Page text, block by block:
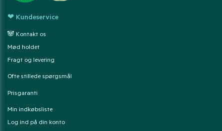
❤ Kundeservice
🐼 Kontakt os
Mød holdet
Fragt og levering
Ofte stillede spørgsmål
Prisgaranti
Min indkøbsliste
Log ind på din konto